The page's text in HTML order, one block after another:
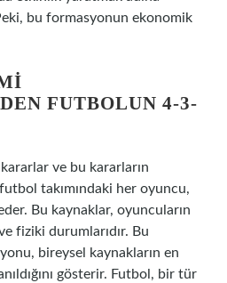
bu formasyonun ekonomik
FUTBOLUN 4-3-
ve bu kararların
takımındaki her oyuncu,
Bu kaynaklar, oyuncuların
fiziki durumlarıdır. Bu
bireysel kaynakların en
gösterir. Futbol, bir tür